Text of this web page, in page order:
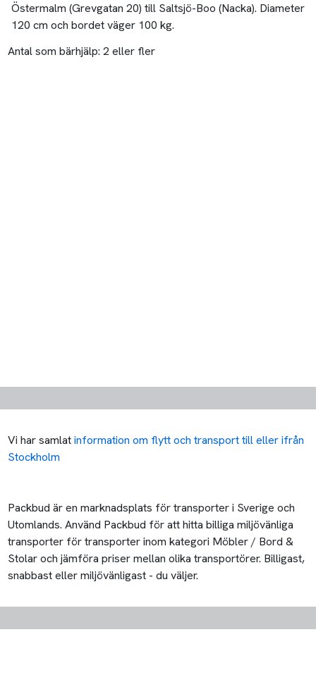
Östermalm (Grevgatan 20) till Saltsjö-Boo (Nacka). Diameter
120 cm och bordet väger 100 kg.
Antal som bärhjälp: 2 eller fler
Vi har samlatinformation om flytt och transport till eller ifrån
Stockholm
Packbud är en marknadsplats för transporter i Sverige och
Utomlands. Använd Packbud för att hitta billiga miljövänliga
transporter för transporter inom kategori Möbler / Bord &
Stolar och jämföra priser mellan olika transportörer. Billigast,
snabbast eller miljövänligast - du väljer.